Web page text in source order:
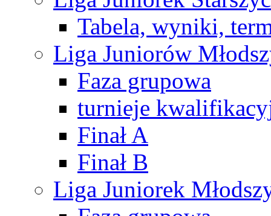
Tabela, wyniki,
Liga Juniorów
Faza grupowa
turnieje
Finał A
Finał B
Liga Juniorek